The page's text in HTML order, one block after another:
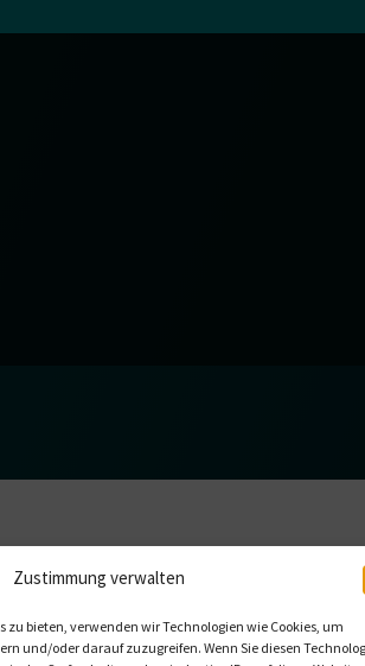
Zustimmung verwalten
zu bieten, verwenden wir Technologien wie Cookies, um
und/oder darauf zuzugreifen. Wenn Sie diesen